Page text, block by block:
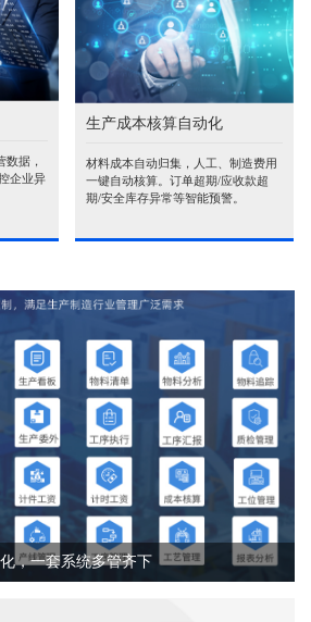
据，
企业异
生产成本核算自动化
材料成本自动归集，人工、制造费用
一键自动核算。订单超期/应收款超
期/安全库存异常等智能预警。
，一套系统多管齐下